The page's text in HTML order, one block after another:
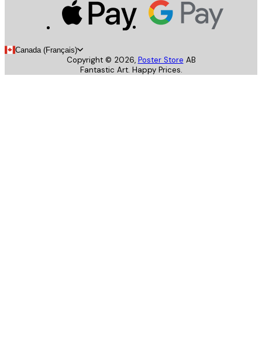
Canada (Français)
Copyright © 2026, Poster Store AB
Fantastic Art. Happy Prices.